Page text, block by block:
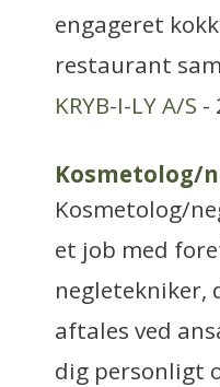
engageret
restaurant
KRYB-I-LY A/S -
Kosmetolog/
Kosmetolog/
et job med
negletekniker,
aftales ved
dig personligt